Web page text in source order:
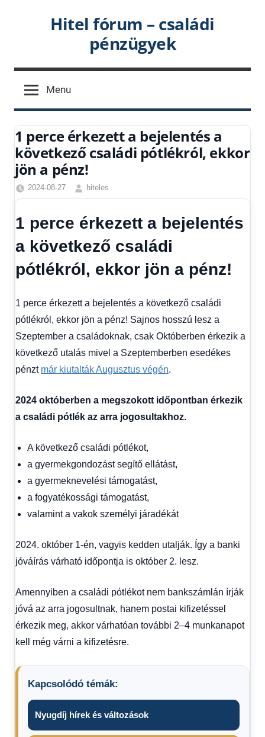
Hitel fórum – családi
pénzügyek
Menu
1 perce érkezett a bejelentés a
következő családi pótlékról, ekkor
jön a pénz!
2024-08-27
hiteles
Családi
utalása,
hírek,
Gazdaság,
1
kézből,
Hitel
1 perce érkezett a bejelentés
a következő családi
pótlékról, ekkor jön a pénz!
1 perce érkezett a bejelentés a következő családi
pótlékról, ekkor jön a pénz! Sajnos hosszú lesz a
Szeptember a családoknak, csak Októberben érkezik a
következő utalás mivel a Szeptemberben esedékes
pénzt már kiutalták Augusztus végén.
2024 októberben a megszokott időpontban érkezik
a családi pótlék az arra jogosultakhoz.
A következő családi pótlékot,
a gyermekgondozást segítő ellátást,
a gyermeknevelési támogatást,
a fogyatékossági támogatást,
valamint a vakok személyi járadékát
2024. október 1-én, vagyis kedden utalják. Így a banki
jóváírás várható időpontja is október 2. lesz.
Amennyiben a családi pótlékot nem bankszámlán írják
jóvá az arra jogosultnak, hanem postai kifizetéssel
érkezik meg, akkor várhatóan további 2–4 munkanapot
kell még várni a kifizetésre.
Kapcsolódó témák:
Nyugdíj hírek és változások